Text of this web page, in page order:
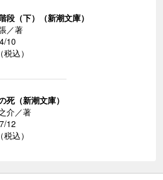
段（下）（新潮文庫）
／著
10
込）
死（新潮文庫）
介／著
12
込）